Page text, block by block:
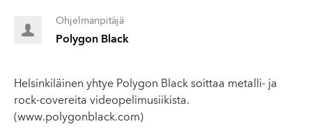
Ohjelmanpitäjä
Polygon Black
Helsinkiläinen yhtye Polygon Black soittaa metalli- ja
rock-covereita videopelimusiikista.
(www.polygonblack.com)